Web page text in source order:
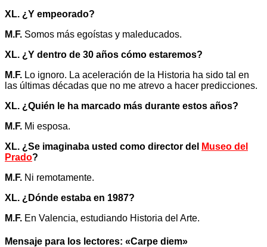
XL. ¿Y empeorado?
M.F. Somos más egoístas y maleducados.
XL. ¿Y dentro de 30 años cómo estaremos?
M.F. Lo ignoro. La aceleración de la Historia ha sido tal en
las últimas décadas que no me atrevo a hacer predicciones.
XL. ¿Quién le ha marcado más durante estos años?
M.F. Mi esposa.
XL. ¿Se imaginaba usted como director del
Museo del
Prado?
M.F. Ni remotamente.
XL. ¿Dónde estaba en 1987?
M.F. En Valencia, estudiando Historia del Arte.
Mensaje para los lectores: «Carpe diem»